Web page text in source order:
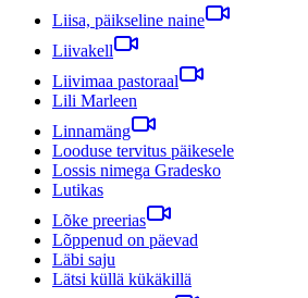
Liisa, päikseline naine
Liivakell
Liivimaa pastoraal
Lili Marleen
Linnamäng
Looduse tervitus päikesele
Lossis nimega Gradesko
Lutikas
Lõke preerias
Lõppenud on päevad
Läbi saju
Lätsi küllä kükäkillä